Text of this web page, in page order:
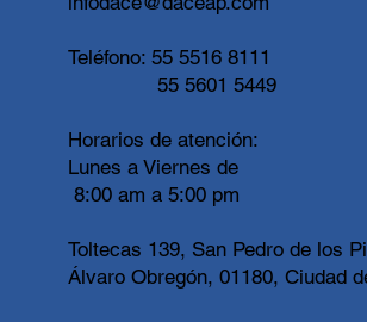
Teléfono:55 5516 8111
55 5601 5449
Horarios de atención:
Lunes a Viernes de
8:00 am a 5:00 pm
Toltecas 139, San Pedro de los
Álvaro Obregón, 01180, Ciudad